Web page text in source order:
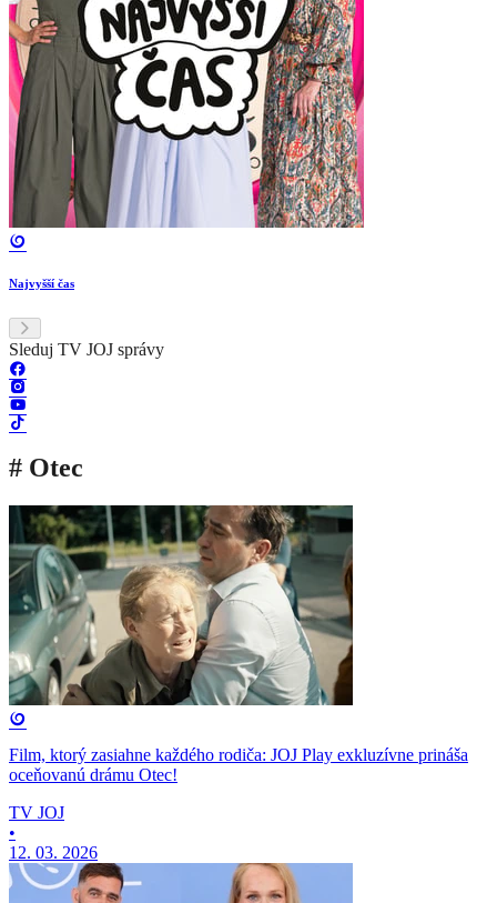
Najvyšší čas
Sleduj TV JOJ správy
# Otec
Film, ktorý zasiahne každého rodiča: JOJ Play exkluzívne prináša
oceňovanú drámu Otec!
TV JOJ
•
12. 03. 2026